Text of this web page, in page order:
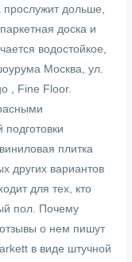
дольше,
доска и
водостойкое,
Москва, ул.
, Fine Floor.
плитка
других вариантов
для тех, кто
пол. Почему
о нем пишут
в виде штучной